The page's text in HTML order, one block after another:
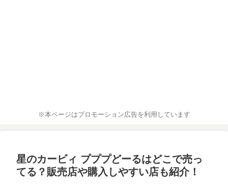
※本ページはプロモーション広告を利用しています
星のカービィ プププどーるはどこで売っ
てる？販売店や購入しやすい店も紹介！